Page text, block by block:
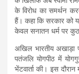
के विरोध का समर्थन
हैं। कहा कि सरकार को
केवल सनातन धर्म पर
अखिल भारतीय अखाड़ा
पतंजलि योगपीठ में
भेंटवार्ता की। इस